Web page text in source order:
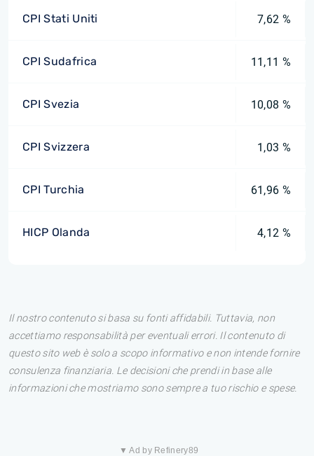
CPI Stati Uniti 7,62 %
CPI Sudafrica 11,11 %
CPI Svezia 10,08 %
CPI Svizzera 1,03 %
CPI Turchia 61,96 %
HICP Olanda 4,12 %
Il nostro contenuto si basa su fonti affidabili. Tuttavia, non
accettiamo responsabilità per eventuali errori. Il contenuto di
questo sito web è solo a scopo informativo e non intende fornire
consulenza finanziaria. Le decisioni che prendi in base alle
informazioni che mostriamo sono sempre a tuo rischio e spese.
▼ Ad by Refinery89